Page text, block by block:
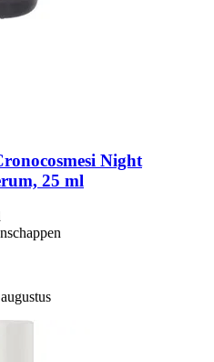
Night
25 ml